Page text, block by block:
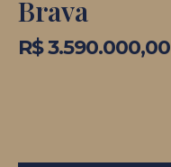
Brava
R$ 3.590.000,00